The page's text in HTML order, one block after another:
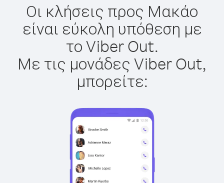
Οι κλήσεις προς Μακάο
είναι εύκολη υπόθεση με
το Viber Out.
Με τις μονάδες Viber Out,
μπορείτε: